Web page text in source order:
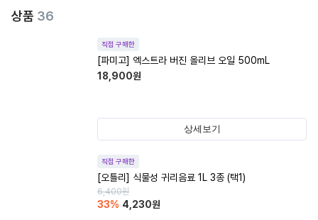
상품 36
직접 구매한
[파미고] 엑스트라 버진 올리브 오일 500mL
18,900원
상세보기
직접 구매한
[오틀리] 식물성 귀리음료 1L 3종 (택1)
6,400원
33% 4,230원